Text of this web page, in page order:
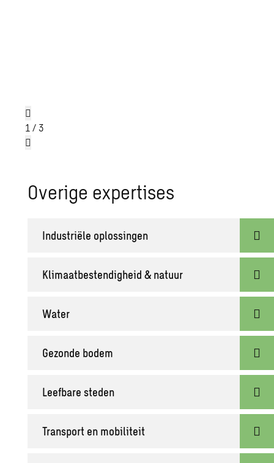
1 / 3
Overige expertises
Industriële oplossingen
Klimaatbestendigheid & natuur
Water
Gezonde bodem
Leefbare steden
Transport en mobiliteit